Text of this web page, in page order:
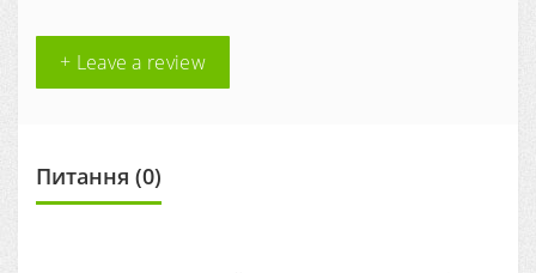
+ Leave a review
Питання (0)